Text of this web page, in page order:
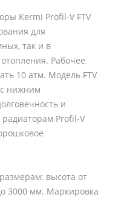
Kermi Profil-V FTV
для
так и в
Рабочее
10 атм. Модель FTV
нижним
и
Profil-V
высота от
3000 мм. Маркировка